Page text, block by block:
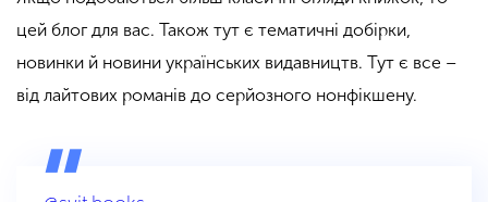
цей блог для вас. Також тут є тематичні добірки,
новинки й новини українських видавництв. Тут є все –
від лайтових романів до серйозного нонфікшену.